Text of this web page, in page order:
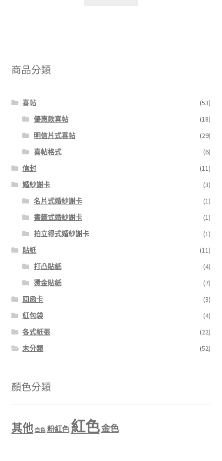
商品分類
喜帖
(53)
優惠款喜帖
(18)
明信片式喜帖
(29)
喜帖格式
(6)
信封
(11)
婚紗謝卡
(3)
名片式婚紗謝卡
(1)
書籤式婚紗謝卡
(1)
拍立得式婚紗謝卡
(1)
貼紙
(11)
打凸貼紙
(4)
燙金貼紙
(7)
回函卡
(3)
紅包袋
(4)
各式紙張
(22)
未分類
(52)
顏色分類
其他 白色 粉紅色 紅色金色